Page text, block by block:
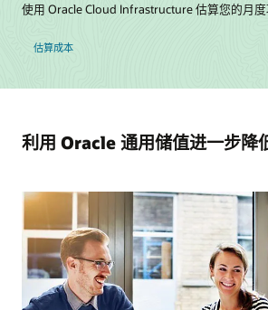
使用 Oracle Cloud Infrastructure 估算您的月度
估算成本
利用 Oracle 通用储值进一步降